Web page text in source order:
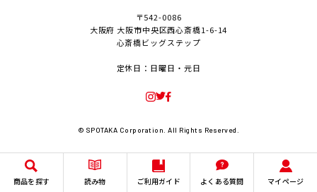
商品を探す 読み物 ご利用ガイド よくある質問 マイページ
〒542-0086
大阪府 大阪市中央区西心斎橋1-6-14
心斎橋ビッグステップ
定休日：日曜日・元日
© SPOTAKA Corporation. All Rights Reserved.